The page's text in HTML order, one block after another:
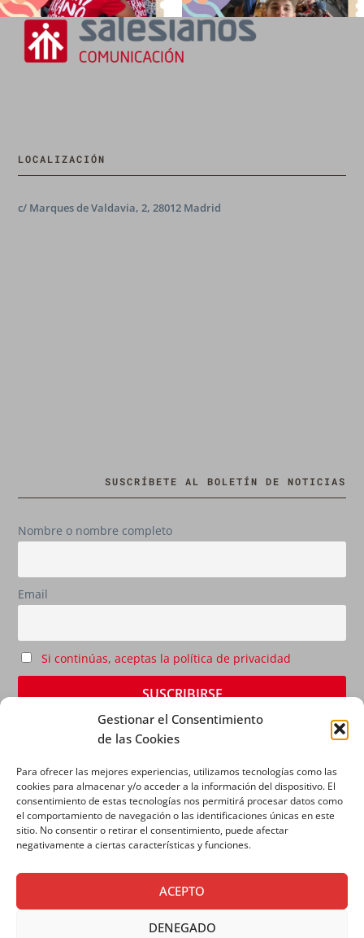
Gestionar el Consentimiento
de las Cookies
Para ofrecer las mejores experiencias, utilizamos tecnologías como las
cookies para almacenar y/o acceder a la información del dispositivo. El
consentimiento de estas tecnologías nos permitirá procesar datos como
el comportamiento de navegación o las identificaciones únicas en este
sitio. No consentir o retirar el consentimiento, puede afectar
negativamente a ciertas características y funciones.
ACEPTO
DENEGADO
LOCALIZACIÓN
c/ Marques de Valdavia, 2, 28012 Madrid
SUSCRÍBETE AL BOLETÍN DE NOTICIAS
Nombre o nombre completo
Email
Si continúas, aceptas la política de privacidad
AVISO LEGAL|POLÍTICA DE PRIVACIDAD|